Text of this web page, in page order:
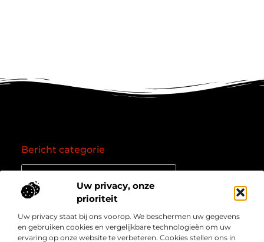
Uw privacy, onze
prioriteit
Uw privacy staat bij ons voorop. We beschermen uw gegevens
en gebruiken cookies en vergelijkbare technologieën om uw
ervaring op onze website te verbeteren. Cookies stellen ons in
Over
” Jouw bron voor kennis, inzichten en inspiratie “
Onze informatie
Bericht categorie